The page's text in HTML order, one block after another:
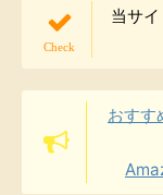
当サ
おすす